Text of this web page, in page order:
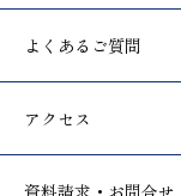
よくあるご質問
アクセス